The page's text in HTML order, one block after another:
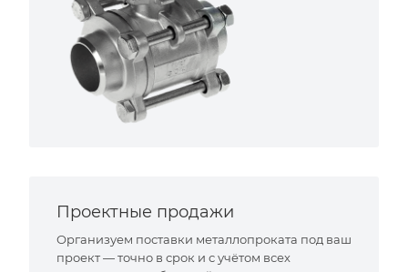
Проектные продажи
Организуем поставки металлопроката под ваш
проект — точно в срок и с учётом всех